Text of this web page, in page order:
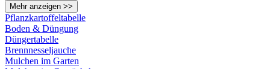
Mehr anzeigen >>
Pflanzkartoffeltabelle
Boden & Düngung
Düngertabelle
Brennnesseljauche
Mulchen im Garten